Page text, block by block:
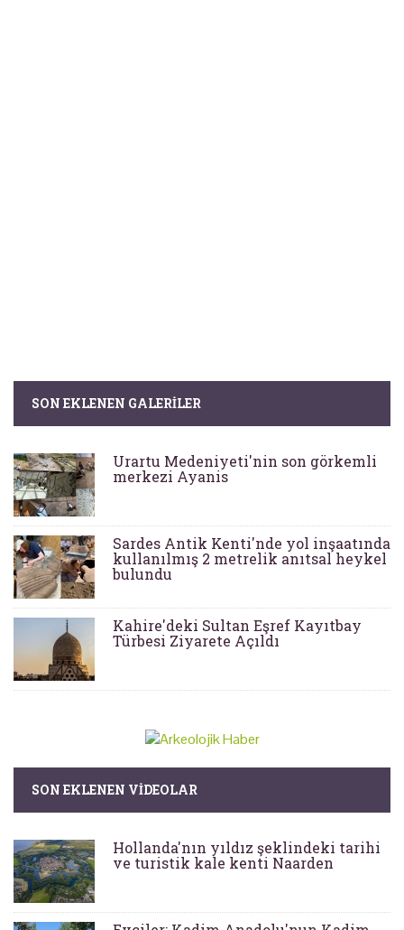
SON EKLENEN GALERILER
Urartu Medeniyeti'nin son görkemli
merkezi Ayanis
Sardes Antik Kenti'nde yol inşaatında
kullanılmış 2 metrelik anıtsal heykel
bulundu
Kahire'deki Sultan Eşref Kayıtbay
Türbesi Ziyarete Açıldı
SON EKLENEN VIDEOLAR
Hollanda'nın yıldız şeklindeki tarihi
ve turistik kale kenti Naarden